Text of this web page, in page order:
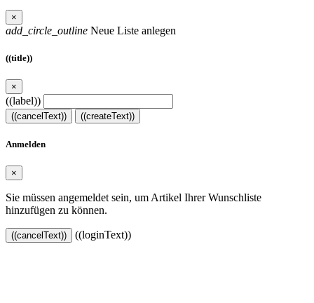
×
add_circle_outline Neue Liste anlegen
((title))
×
((label))
((cancelText)) ((createText))
Anmelden
×
Sie müssen angemeldet sein, um Artikel Ihrer Wunschliste
hinzufügen zu können.
((cancelText)) ((loginText))